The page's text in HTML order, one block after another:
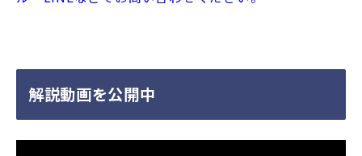
解説動画を公開中